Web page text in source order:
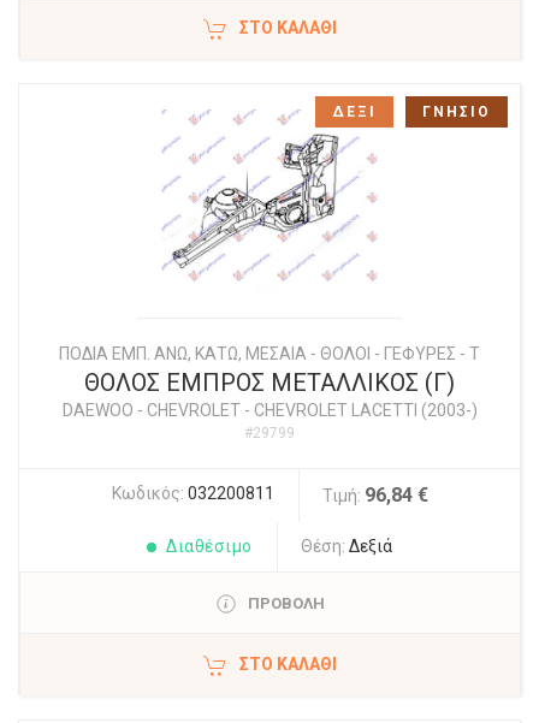
ΣΤΟ ΚΑΛΆΘΙ
ΠΟΔΙΑ ΕΜΠ. ΑΝΩ, ΚΑΤΩ, ΜΕΣΑΙΑ - ΘΟΛΟΙ - ΓΕΦΥΡΕΣ - Τ
ΘΟΛΟΣ ΕΜΠΡΟΣ ΜΕΤΑΛΛΙΚΟΣ (Γ)
DAEWOO - CHEVROLET- CHEVROLET LACETTI (2003-)
#29799
Κωδικός: 032200811 Τιμή: 96,84 €
Διαθέσιμο Θέση: Δεξιά
ΠΡΟΒΟΛΗ
ΣΤΟ ΚΑΛΆΘΙ
ΔΕΞΙ ΓΝΗΣΙΟ